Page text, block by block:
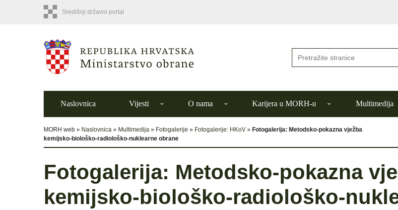
Središnji državni portal
Naslovnica Vijesti O nama Karijera u MORH-u Multimedija
MORH web » Naslovnica » Multimedija » Fotogalerije » Fotogalerije: HKoV » Fotogalerija: Metodsko-pokazna vježba
kemijsko-biološko-radiološko-nuklearne obrane
Fotogalerija: Metodsko-pokazna
kemijsko-biološko-radiološko-